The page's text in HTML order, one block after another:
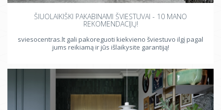
ŠIUOLAIKIŠKI PAKABINAMI ŠVIESTUVAI - 10 MANO
REKOMENDACIJŲ!
sviesocentras.lt gali pakoreguoti kiekvieno šviestuvo ilgį pagal
jums reikiamą ir jūs išlaikysite garantiją!